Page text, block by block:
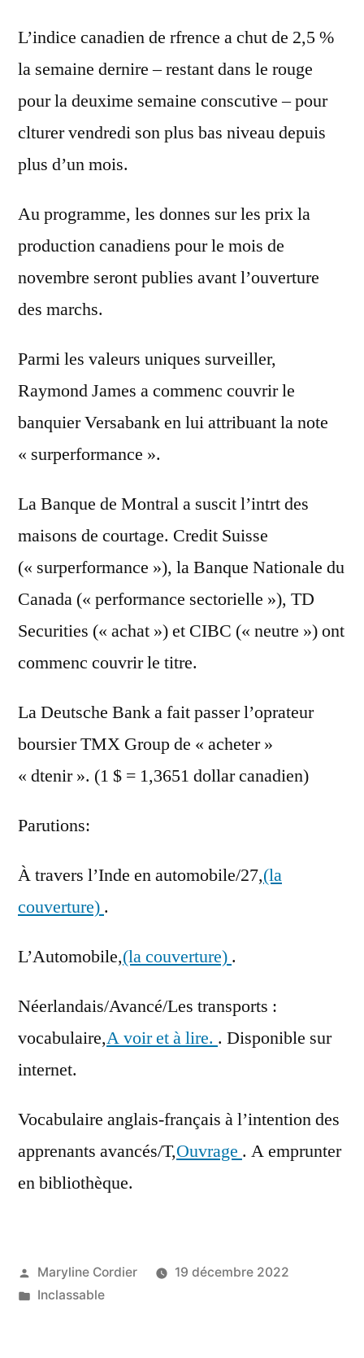
L’indice canadien de rfrence a chut de 2,5 %
la semaine dernire – restant dans le rouge
pour la deuxime semaine conscutive – pour
clturer vendredi son plus bas niveau depuis
plus d’un mois.
Au programme, les donnes sur les prix la
production canadiens pour le mois de
novembre seront publies avant l’ouverture
des marchs.
Parmi les valeurs uniques surveiller,
Raymond James a commenc couvrir le
banquier Versabank en lui attribuant la note
« surperformance ».
La Banque de Montral a suscit l’intrt des
maisons de courtage. Credit Suisse
(« surperformance »), la Banque Nationale du
Canada (« performance sectorielle »), TD
Securities (« achat ») et CIBC (« neutre ») ont
commenc couvrir le titre.
La Deutsche Bank a fait passer l’oprateur
boursier TMX Group de « acheter »
« dtenir ». (1 $ = 1,3651 dollar canadien)
Parutions:
À travers l’Inde en automobile/27,(la
couverture) .
L’Automobile,(la couverture) .
Néerlandais/Avancé/Les transports :
vocabulaire,A voir et à lire. . Disponible sur
internet.
Vocabulaire anglais-français à l’intention des
apprenants avancés/T,Ouvrage . A emprunter
en bibliothèque.
Publié
par
Maryline Cordier
19 décembre 2022
Publié
Inclassable